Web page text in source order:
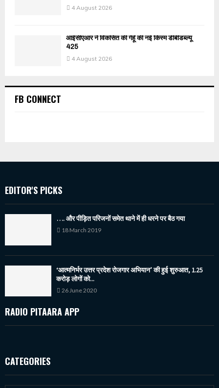
4 August 2026
आईसीएआर ने विकसित की गेहूँ की नई किस्म डीबीडब्ल्यू
425
4 August 2026
FB CONNECT
EDITOR'S PICKS
…. और पीड़ित परिजनों समेत थाने में ही धरने पर बैठ गया
18 March 2019
‘आत्मनिर्भर उत्तर प्रदेश रोजगार अभियान’ की हुई शुरुआत, 1.25
करोड़ लोगों को...
26 June 2020
RADIO PITAARA APP
CATEGORIES